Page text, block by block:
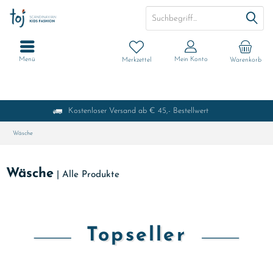
Kostenloser Versand ab € 45,- Bestellwert
Warenkorb
Merkzettel Mein Konto
Menü
Wäsche
Wäsche| Alle Produkte
Topseller